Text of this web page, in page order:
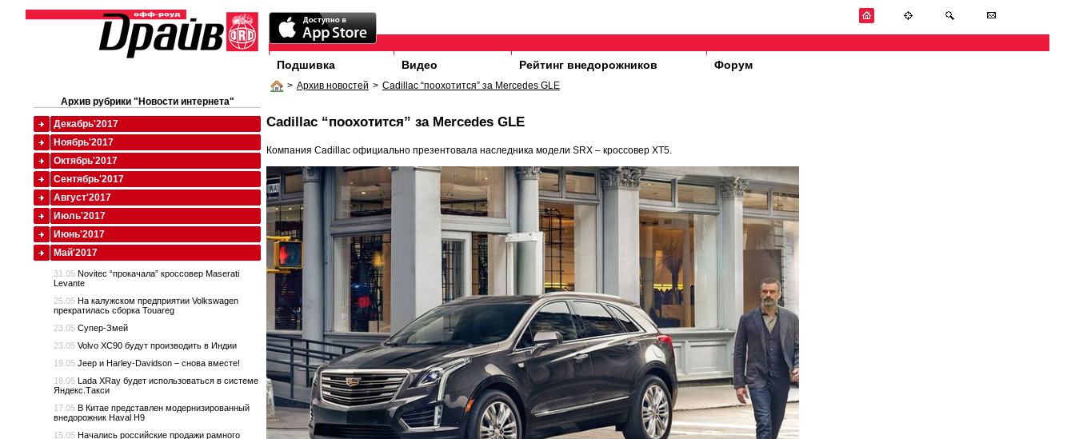
Подшивка Видео Рейтинг внедорожников Форум
> Архив новостей > Cadillac “поохотится” за Mercedes GLE
Cadillac “поохотится” за Mercedes GLE
Компания Cadillac официально презентовала наследника модели SRX – кроссовер XT5.
Архив рубрики "Новости интернета"
Декабрь'2017
Ноябрь'2017
Октябрь'2017
Сентябрь'2017
Август'2017
Июль'2017
Июнь'2017
Май'2017
31.05 Novitec “прокачала” кроссовер Maserati
Levante
25.05 На калужском предприятии Volkswagen
прекратилась сборка Touareg
23.05 Супер-Змей
23.05 Volvo XC90 будут производить в Индии
19.05 Jeep и Harley-Davidson – снова вместе!
18.05 Lada XRay будет использоваться в системе
Яндекс.Такси
17.05 В Китае представлен модернизированный
внедорожник Haval H9
15.05 Начались российские продажи рамного